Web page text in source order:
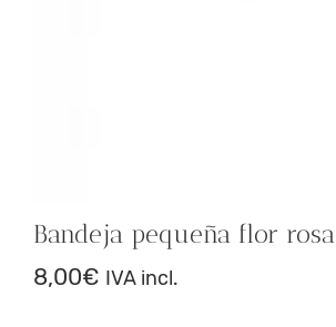
Bandeja pequeña flor rosa
8,00€ IVA incl.